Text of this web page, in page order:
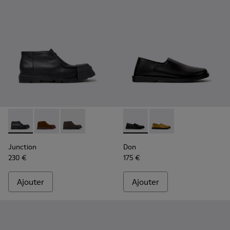
Junction - K300475-004 - Bottines en cuir noir pour
Junction - K300475-005
Junction - K300475-001
Junction
230 €
Ajouter
Don - K101089-001 -
Don - K101089-002
Don
175 €
Ajouter